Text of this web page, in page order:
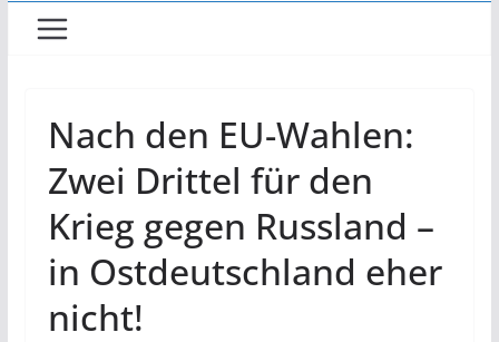
Nach den EU-Wahlen:
Zwei Drittel für den
Krieg gegen Russland –
in Ostdeutschland eher
nicht!